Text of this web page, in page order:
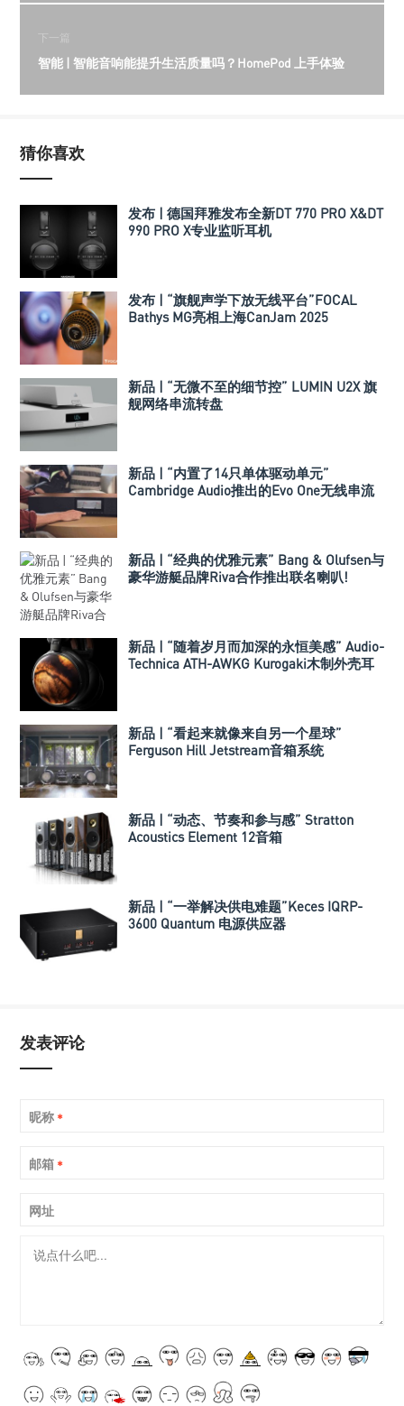
下一篇
智能 | 智能音响能提升生活质量吗？HomePod 上手体验
猜你喜欢
发布 | 德国拜雅发布全新DT 770 PRO X&DT
990 PRO X专业监听耳机
发布 | “旗舰声学下放无线平台”FOCAL
Bathys MG亮相上海CanJam 2025
新品 | “无微不至的细节控” LUMIN U2X 旗
舰网络串流转盘
新品 | “内置了14只单体驱动单元”
Cambridge Audio推出的Evo One无线串流
新品 | “经典的优雅元素” Bang & Olufsen与
豪华游艇品牌Riva合作推出联名喇叭!
新品 | “随着岁月而加深的永恒美感” Audio-
Technica ATH-AWKG Kurogaki木制外壳耳
新品 | “看起来就像来自另一个星球”
Ferguson Hill Jetstream音箱系统
新品 | “动态、节奏和参与感” Stratton
Acoustics Element 12音箱
新品 | “一举解决供电难题”Keces IQRP-
3600 Quantum 电源供应器
发表评论
昵称 *
邮箱 *
网址